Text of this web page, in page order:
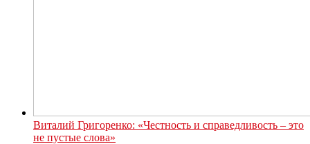
Виталий Григоренко: «Честность и справедливость – это
не пустые слова»